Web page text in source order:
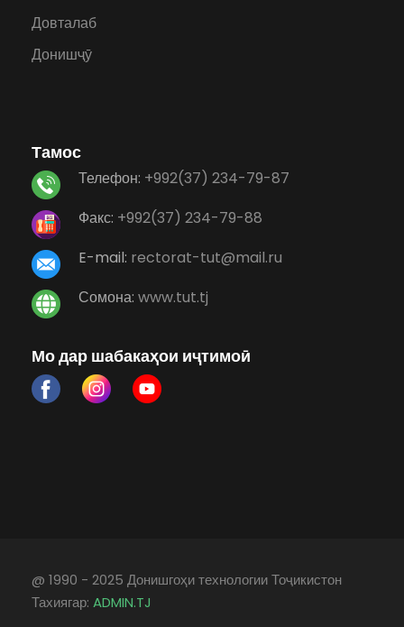
Довталаб
Донишҷӯ
Тамос
Телефон: +992(37) 234-79-87
Факс: +992(37) 234-79-88
E-mail: rectorat-tut@mail.ru
Сомона: www.tut.tj
Мо дар шабакаҳои иҷтимоӣ
@ 1990 - 2025 Донишгоҳи технологии Тоҷикистон
Тахиягар: ADMIN.TJ